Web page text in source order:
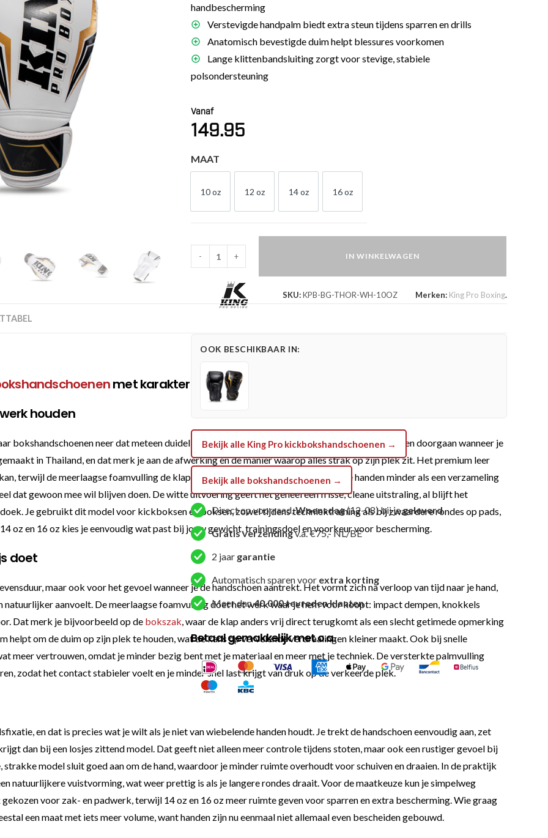
trapkussens
en pads
handbescherming
Verstevigde handpalm biedt extra steun tijdens sparren en drills
Anatomisch bevestigde duim helpt blessures voorkomen
Lange klittenbandsluiting zorgt voor stevige, stabiele
polsondersteuning
Vanaf
149.95
MAAT
10 oz
10 OZ
12 oz
12 OZ
14 oz
14 OZ
16 oz
16 OZ
(KPB
THOR
- + IN WINKELWAGEN
SKU:KPB-BG-THOR-WH-10OZ Merken: King Pro Boxing.
OOK BESCHIKBAAR IN:
Bekijk alle King Pro kickbokshandschoenen →
Bekijk alle bokshandschoenen →
Direct op voorraad,Woensdag(12-08) bij jegeleverd
Gratis verzendingv.a. €75,- NL/BE
2 jaar garantie
Automatisch sparen voor extra korting
Meer dan40.000 tevreden klanten
Betaal gemakkelijk met o.a.
met karakter
houden
bokshandschoenen neer dat meteen duidelijk maakt waar het voor bedoeld is: trainen, sparren en doorgaan wanneer je
in Thailand, en dat merk je aan de afwerking en de manier waarop alles strak op zijn plek zit. Het premium leer
terwijl de meerlaagse foamvulling de klappen netjes opvangt. Daardoor voelen je handen minder als een verzameling
dat gewoon mee wil blijven doen. De witte uitvoering geeft het geheel een frisse, cleane uitstraling, al blijft het
Je gebruikt dit model voor kickboksen en boksen, zowel tijdens techniektraining als bij zwaardere rondes op pads,
oz en 16 oz kies je eenvoudig wat past bij jouw gewicht, trainingsdoel en voorkeur voor bescherming.
doet
maar ook voor het gevoel wanneer je de handschoen aantrekt. Het vormt zich na verloop van tijd naar je hand,
aanvoelt. De meerlaagse foamvulling doet het werk waar je hem voor koopt: impact dempen, knokkels
Dat merk je bijvoorbeeld op de bokszak, waar de klap anders vrij direct terugkomt als een slecht getimede opmerking
helpt om de duim op zijn plek te houden, wat de kans op vervelende verdraaiingen kleiner maakt. Ook bij snelle
meer vertrouwen, omdat je minder bezig bent met je materiaal en meer met je techniek. De versterkte palmvulling
zodat het contact stabieler voelt en je minder snel last krijgt van druk op de verkeerde plek.
en dat is precies wat je wilt als je niet van wiebelende handen houdt. Je trekt de handschoen eenvoudig aan, zet
dan bij een losjes zittend model. Dat geeft niet alleen meer controle tijdens stoten, maar ook een rustiger gevoel bij
model sluit goed aan om de hand, waardoor je minder ruimte overhoudt voor schuiven en draaien. In de praktijk
natuurlijkere vuistvorming, wat weer prettig is als je langere rondes draait. Voor de maatkeuze kun je simpelweg
voor zak- en padwerk, terwijl 14 oz en 16 oz meer ruimte geven voor sparren en extra bescherming. Wie graag
een maat met iets meer volume, want handen zijn nu eenmaal niet allemaal even bescheiden gebouwd.